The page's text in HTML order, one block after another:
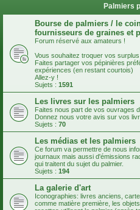
Palmiers
Bourse de palmiers / le
fournisseurs de graines et
Forum réservé aux amateurs !
Vous souhaitez troquer vos
Faites partager vos pépinières
expériences (en restant courtois)
Allez-y !
Sujets : 1591
Les livres sur les palmiers
Faites nous part de vos ouvrages
Donnez nous votre avis sur vos
Sujets : 70
Les médias et les palmiers
Ce forum va permettre de nous
journaux mais aussi d'émissions
qui traitent du sujet du palmier.
Sujets : 194
La galerie d'art
Iconographies: livres anciens,
comme matière première, les